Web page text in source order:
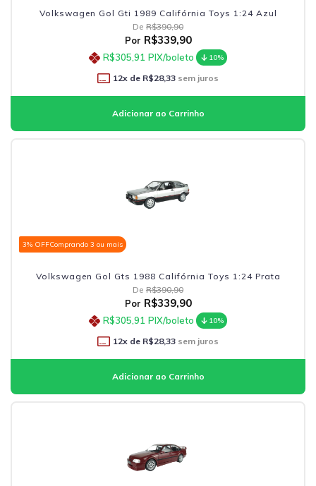
Volkswagen Gol Gti 1989 Califórnia Toys 1:24 Azul
De R$390,90
Por R$339,90
R$305,91 PIX/boleto 10%
12x de R$28,33 sem juros
3% OFFComprando 3 ou mais
Volkswagen Gol Gts 1988 Califórnia Toys 1:24 Prata
De R$390,90
Por R$339,90
R$305,91 PIX/boleto 10%
12x de R$28,33 sem juros